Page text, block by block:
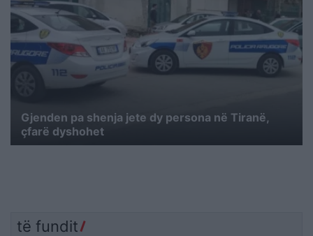
Gjenden pa shenja jete dy persona në Tiranë,
çfarë dyshohet
të fundit